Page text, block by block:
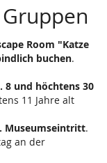
Room "Katze
buchen.
8 und höchtens 30
11 Jahre alt
Museumseintritt.
an der